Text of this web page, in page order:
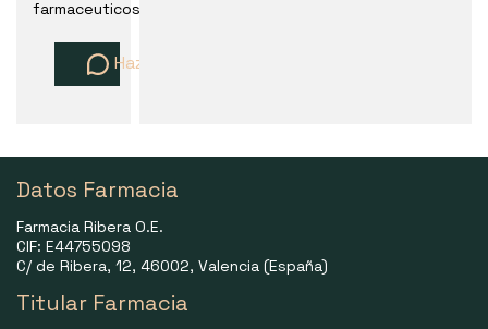
farmaceuticos
Haz una pregunta
Datos Farmacia
Farmacia Ribera O.E.
CIF: E44755098
C/ de Ribera, 12, 46002, Valencia (España)
Titular Farmacia